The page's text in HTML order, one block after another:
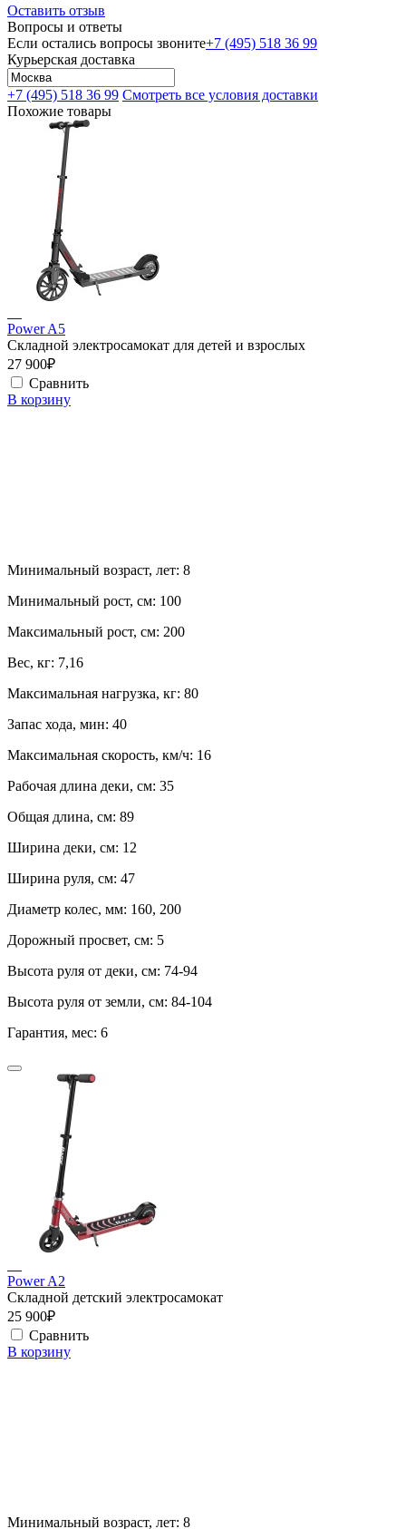
Оставить отзыв
Вопросы и ответы
Если остались вопросы звоните+7 (495) 518 36 99
Курьерская доставка
+7 (495) 518 36 99 Смотреть все условия доставки
Похожие товары
Power A5
Складной электросамокат для детей и взрослых
27 900₽
Сравнить
В корзину
Минимальный возраст, лет: 8
Минимальный рост, см: 100
Максимальный рост, см: 200
Вес, кг: 7,16
Максимальная нагрузка, кг: 80
Запас хода, мин: 40
Максимальная скорость, км/ч: 16
Рабочая длина деки, см: 35
Общая длина, см: 89
Ширина деки, см: 12
Ширина руля, см: 47
Диаметр колес, мм: 160, 200
Дорожный просвет, см: 5
Высота руля от деки, см: 74-94
Высота руля от земли, см: 84-104
Гарантия, мес: 6
Power A2
Складной детский электросамокат
25 900₽
Сравнить
В корзину
Минимальный возраст, лет: 8